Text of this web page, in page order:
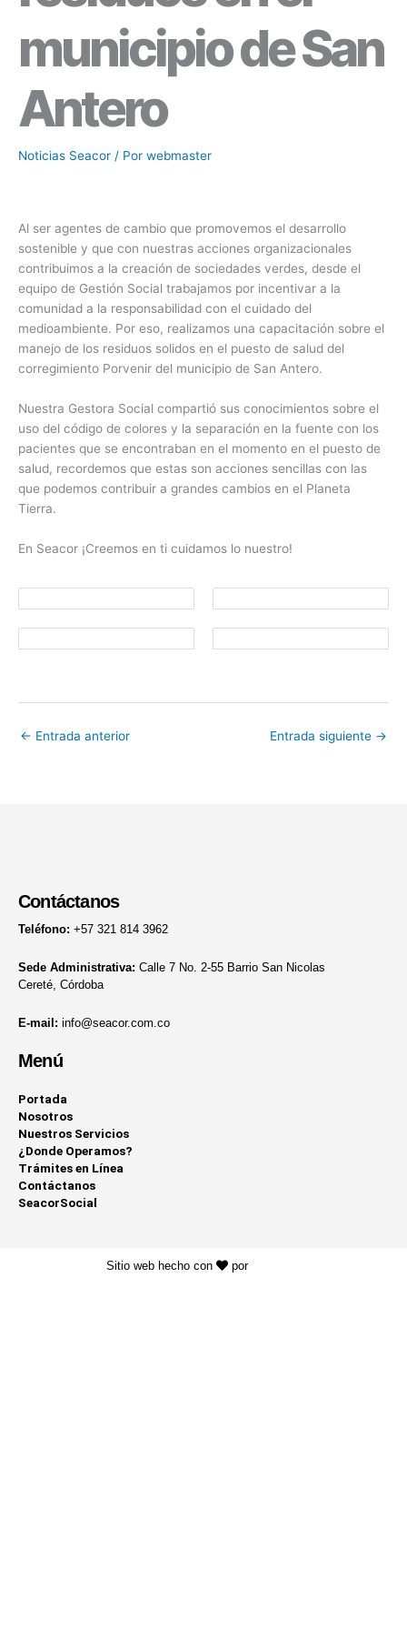
municipio de San
Antero
Noticias Seacor / Por webmaster
Al ser agentes de cambio que promovemos el desarrollo
sostenible y que con nuestras acciones organizacionales
contribuimos a la creación de sociedades verdes, desde el
equipo de Gestión Social trabajamos por incentivar a la
comunidad a la responsabilidad con el cuidado del
medioambiente. Por eso, realizamos una capacitación sobre el
manejo de los residuos solidos en el puesto de salud del
corregimiento Porvenir del municipio de San Antero.
Nuestra Gestora Social compartió sus conocimientos sobre el
uso del código de colores y la separación en la fuente con los
pacientes que se encontraban en el momento en el puesto de
salud, recordemos que estas son acciones sencillas con las
que podemos contribuir a grandes cambios en el Planeta
Tierra.
En Seacor ¡Creemos en ti cuidamos lo nuestro!
← Entrada anterior Entrada siguiente →
Contáctanos
Teléfono: +57 321 814 3962
Sede Administrativa: Calle 7 No. 2-55 Barrio San Nicolas
Cereté, Córdoba
E-mail: info@seacor.com.co
Menú
Portada
Nosotros
Nuestros Servicios
¿Donde Operamos?
Trámites en Línea
Contáctanos
SeacorSocial
Sitio web hecho con por